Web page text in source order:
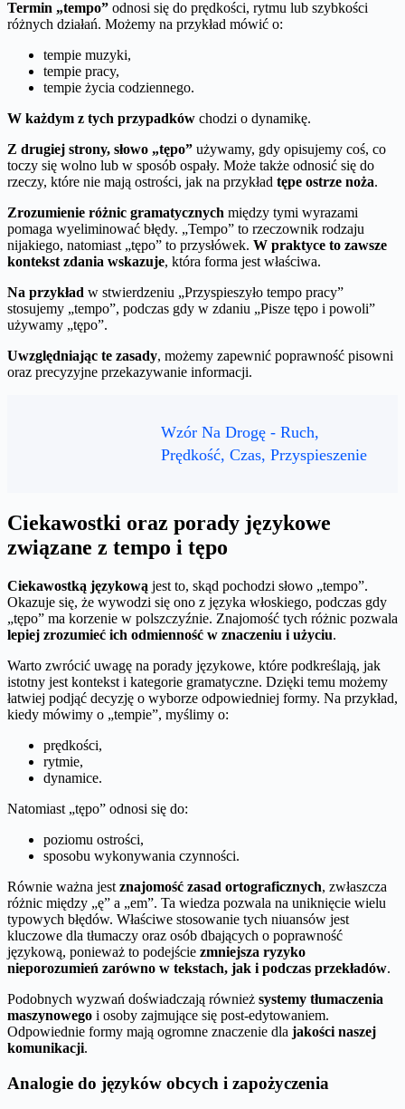
Termin „tempo” odnosi się do prędkości, rytmu lub szybkości
różnych działań. Możemy na przykład mówić o:
tempie muzyki,
tempie pracy,
tempie życia codziennego.
W każdym z tych przypadków chodzi o dynamikę.
Z drugiej strony, słowo „tępo” używamy, gdy opisujemy coś, co
toczy się wolno lub w sposób ospały. Może także odnosić się do
rzeczy, które nie mają ostrości, jak na przykład tępe ostrze noża.
Zrozumienie różnic gramatycznych między tymi wyrazami
pomaga wyeliminować błędy. „Tempo” to rzeczownik rodzaju
nijakiego, natomiast „tępo” to przysłówek. W praktyce to zawsze
kontekst zdania wskazuje, która forma jest właściwa.
Na przykład w stwierdzeniu „Przyspieszyło tempo pracy”
stosujemy „tempo”, podczas gdy w zdaniu „Pisze tępo i powoli”
używamy „tępo”.
Uwzględniając te zasady, możemy zapewnić poprawność pisowni
oraz precyzyjne przekazywanie informacji.
Wzór Na Drogę - Ruch,
Prędkość, Czas, Przyspieszenie
Ciekawostki oraz porady językowe
związane z tempo i tępo
Ciekawostką językową jest to, skąd pochodzi słowo „tempo”.
Okazuje się, że wywodzi się ono z języka włoskiego, podczas gdy
„tępo” ma korzenie w polszczyźnie. Znajomość tych różnic pozwala
lepiej zrozumieć ich odmienność w znaczeniu i użyciu.
Warto zwrócić uwagę na porady językowe, które podkreślają, jak
istotny jest kontekst i kategorie gramatyczne. Dzięki temu możemy
łatwiej podjąć decyzję o wyborze odpowiedniej formy. Na przykład,
kiedy mówimy o „tempie”, myślimy o:
prędkości,
rytmie,
dynamice.
Natomiast „tępo” odnosi się do:
poziomu ostrości,
sposobu wykonywania czynności.
Równie ważna jest znajomość zasad ortograficznych, zwłaszcza
różnic między „ę” a „em”. Ta wiedza pozwala na uniknięcie wielu
typowych błędów. Właściwe stosowanie tych niuansów jest
kluczowe dla tłumaczy oraz osób dbających o poprawność
językową, ponieważ to podejście zmniejsza ryzyko
nieporozumień zarówno w tekstach, jak i podczas przekładów.
Podobnych wyzwań doświadczają również systemy tłumaczenia
maszynowego i osoby zajmujące się post-edytowaniem.
Odpowiednie formy mają ogromne znaczenie dla jakości naszej
komunikacji.
Analogie do języków obcych i zapożyczenia